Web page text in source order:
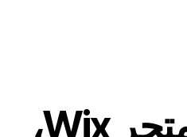
من المورّد إلى واجهة متجر Wix،